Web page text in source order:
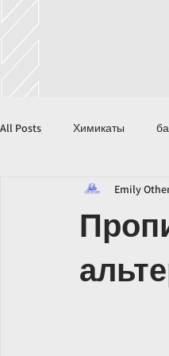
All Posts Химикаты
Emily